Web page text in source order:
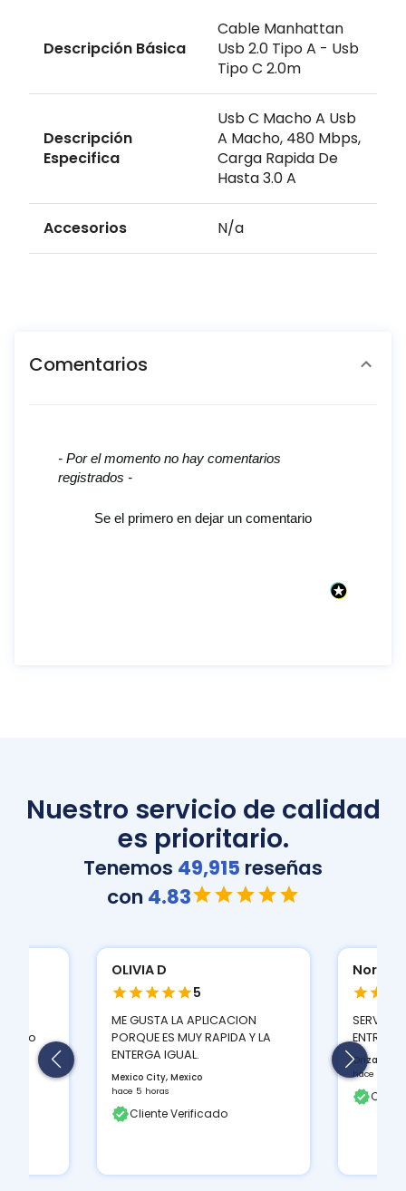
Descripción Básica
Cable Manhattan
Usb 2.0 Tipo A - Usb
Tipo C 2.0m
Descripción
Especifica
Usb C Macho A Usb
A Macho, 480 Mbps,
Carga Rapida De
Hasta 3.0 A
Accesorios N/a
Comentarios
- Por el momento no hay comentarios
registrados -
Se el primero en dejar un comentario
New content loaded
Nuestro servicio de calidad
es prioritario.
Tenemos 49,915 reseñas
con 4.83
Y LA
Normatividad A
5
SERVICIO CON TIEMPOS DE
ENTREGA MUY BUENOS
Orizaba, MX
hace 6 horas
Cliente Verificado
T530D...
TINTAS
BUEN
Orizaba,